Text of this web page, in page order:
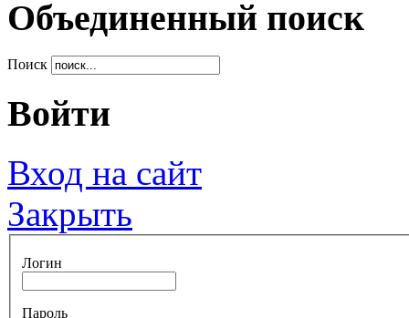
Объединенный поиск
Поиск
Войти
Вход на сайт
Закрыть
Логин
Пароль